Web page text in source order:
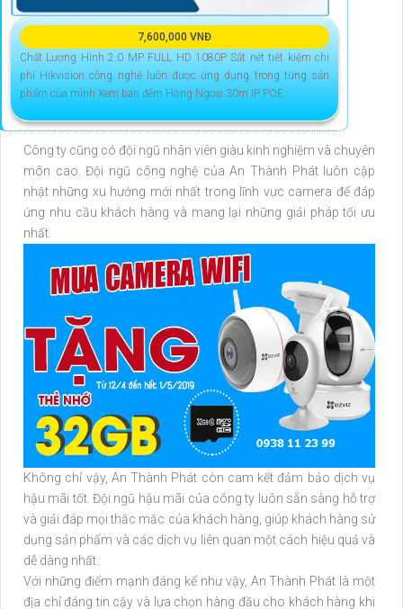
7,600,000 VNĐ
Chất Lượng Hình 2.0 MP FULL HD 1080P Sắt nét tiết kiệm chi
phí Hikvision công nghệ luôn được ứng dụng trong từng sản
phẩm của mình Xem ban đêm Hồng Ngoại 30m IP POE
Công ty cũng có đội ngũ nhân viên giàu kinh nghiệm và chuyên
môn cao. Đội ngũ công nghệ của An Thành Phát luôn cập
nhật những xu hướng mới nhất trong lĩnh vực camera để đáp
ứng nhu cầu khách hàng và mang lại những giải pháp tối ưu
nhất.
Không chỉ vậy, An Thành Phát còn cam kết đảm bảo dịch vụ
hậu mãi tốt. Đội ngũ hậu mãi của công ty luôn sẵn sàng hỗ trợ
và giải đáp mọi thắc mắc của khách hàng, giúp khách hàng sử
dụng sản phẩm và các dịch vụ liên quan một cách hiệu quả và
dễ dàng nhất.
Với những điểm mạnh đáng kể như vậy, An Thành Phát là một
địa chỉ đáng tin cậy và lựa chọn hàng đầu cho khách hàng khi